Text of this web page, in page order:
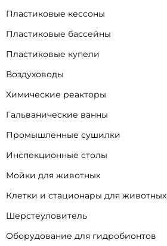
Пластиковые кессоны
Пластиковые бассейны
Пластиковые купели
Воздуховоды
Химические реакторы
Гальванические ванны
Промышленные сушилки
Инспекционные столы
Мойки для животных
Клетки и стационары для животных
Шерстеуловитель
Оборудование для гидробионтов